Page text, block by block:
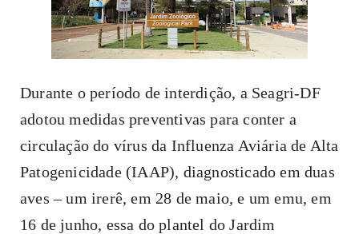
Durante o período de interdição, a Seagri-DF
adotou medidas preventivas para conter a
circulação do vírus da Influenza Aviária de Alta
Patogenicidade (IAAP), diagnosticado em duas
aves – um irerê, em 28 de maio, e um emu, em
16 de junho, essa do plantel do Jardim